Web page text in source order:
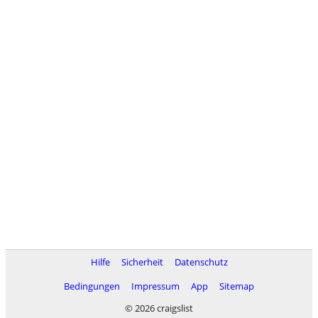
Hilfe Sicherheit
Datenschutz
Bedingungen
Impressum App
Sitemap
© 2026 craigslist